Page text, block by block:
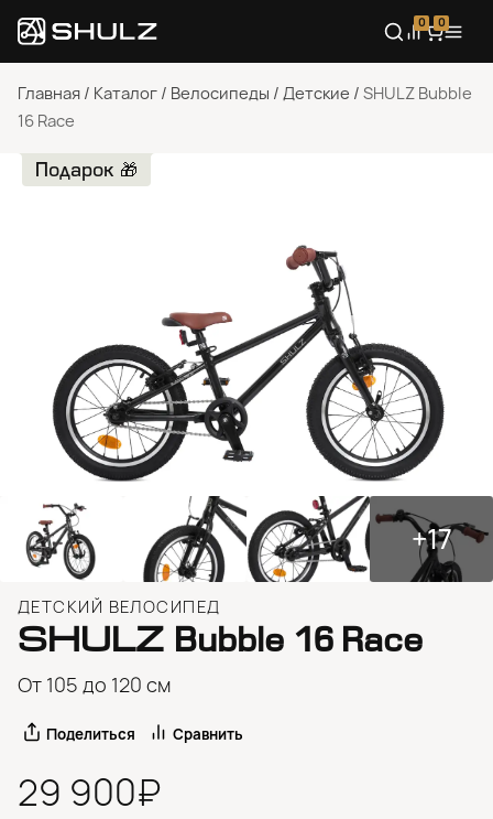
0 0
Главная / Каталог / Велосипеды / Детские / SHULZ Bubble
16 Race
Подарок 🎁
+17
ДЕТСКИЙ ВЕЛОСИПЕД
SHULZ Bubble 16 Race
От 105 до 120 см
Поделиться Сравнить
29 900₽